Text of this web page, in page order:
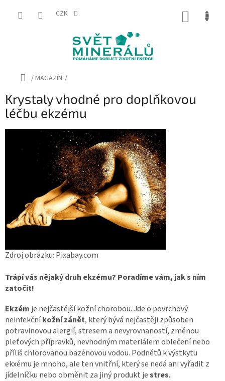
CZK
Domů
/MAGAZÍN /
Krystaly vhodné pro doplňkovou
léčbu ekzému
Zdroj obrázku: Pixabay.com
Trápí vás nějaký druh ekzému? Poradíme vám, jak s ním
zatočit!
Ekzém je nejčastější kožní chorobou. Jde o povrchový
neinfekčníkožní zánět, který bývá nejčastěji způsoben
potravinovou alergií, stresem a nevyrovnaností, změnou
pleťových přípravků, nevhodným materiálem oblečení nebo
příliš chlorovanou bazénovou vodou. Podnětů k výstkytu
ekxému je mnoho, ale ten vnitřní, který se nedá ani vyřadit z
jídelníčku nebo obměnit za jiný produkt jestres.